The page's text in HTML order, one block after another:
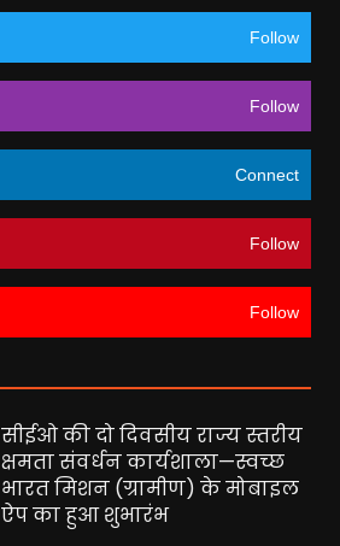
Follow
Follow
Connect
Follow
Follow
सीईओ की दो दिवसीय राज्य स्तरीय
क्षमता संवर्धन कार्यशाला—स्वच्छ
भारत मिशन (ग्रामीण) के मोबाइल
ऐप का हुआ शुभारंभ